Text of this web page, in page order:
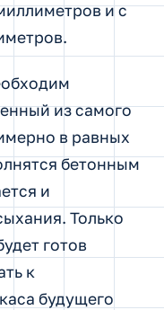
и с
из самого
в равных
бетонным
и
Только
готов
к
будущего